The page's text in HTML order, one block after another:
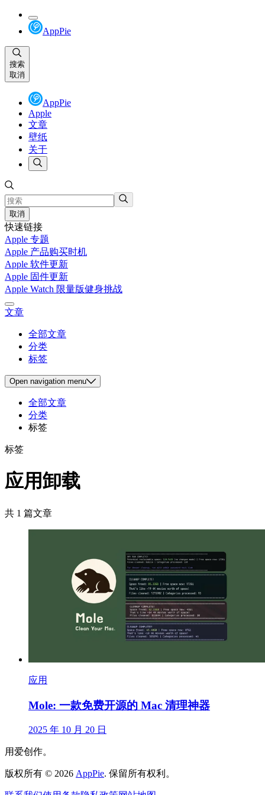
AppPie
搜索
取消
AppPie
Apple
文章
壁纸
关于
取消
快速链接
Apple 专题
Apple 产品购买时机
Apple 软件更新
Apple 固件更新
Apple Watch 限量版健身挑战
文章
全部文章
分类
标签
Open navigation menu
全部文章
分类
标签
标签
应用卸载
共 1 篇文章
应用
Mole: 一款免费开源的 Mac 清理神器
2025 年 10 月 20 日
用爱创作。
版权所有 © 2026 AppPie. 保留所有权利。